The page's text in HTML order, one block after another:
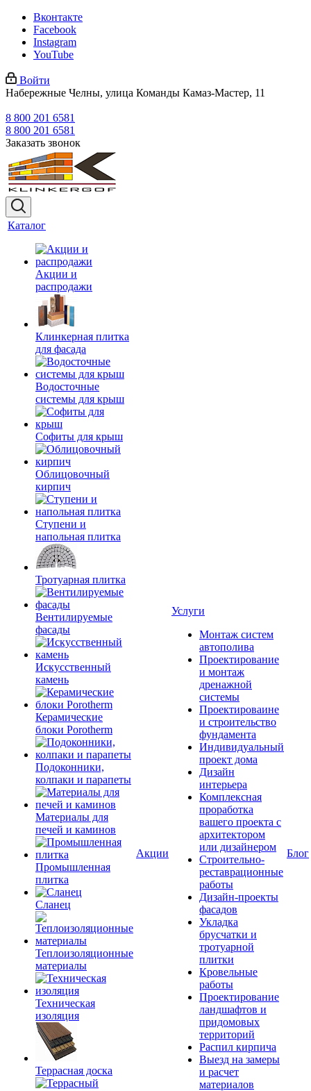
Вконтакте
Facebook
Instagram
YouTube
Войти
Набережные Челны, улица Команды Камаз-Мастер, 11
8 800 201 6581
8 800 201 6581
Заказать звонок
Каталог
Акции и
распродажи
Клинкерная плитка
для фасада
Водосточные
системы для крыш
Софиты для крыш
Облицовочный
кирпич
Ступени и
напольная плитка
Тротуарная плитка
Вентилируемые
фасады
Искусственный
камень
Керамические
блоки Porotherm
Подоконники,
колпаки и парапеты
Материалы для
печей и каминов
Промышленная
плитка
Сланец
Теплоизоляционные
материалы
Техническая
изоляция
Террасная доска
Акции
Услуги
Монтаж систем
автополива
Проектирование
и монтаж
дренажной
системы
Проектироваине
и строительство
фундамента
Индивидуальный
проект дома
Дизайн
интерьера
Комплексная
проработка
вашего проекта с
архитектором
или дизайнером
Строительно-
реставрационные
работы
Дизайн-проекты
фасадов
Укладка
брусчатки и
тротуарной
плитки
Кровельные
работы
Проектирование
ландшафтов и
придомовых
территорий
Распил кирпича
Выезд на замеры
и расчет
материалов
Блог